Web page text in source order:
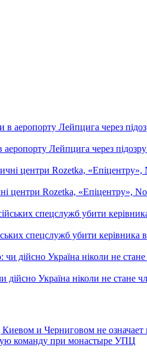
Лейпцига через підозру
центри Rozetka, «Епіцентру»,
спецслужб убити керівника
дійсно Україна ніколи не
и Черниговом не означает
команду при монастыре УПЦ